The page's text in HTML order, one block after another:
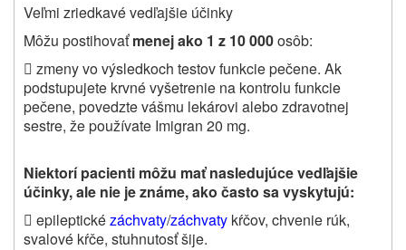
Veľmi zriedkavé vedľajšie účinky
Môžu postihovať menej ako 1 z 10 000osôb:
 zmeny vo výsledkoch testov funkcie pečene. Ak
podstupujete krvné vyšetrenie na kontrolu funkcie
pečene, povedzte vášmu lekárovi alebo zdravotnej
sestre, že používate Imigran 20 mg.
Niektorí pacienti môžu mať nasledujúce vedľajšie
účinky, ale nie je známe, ako často sa vyskytujú:
 epileptickézáchvaty/záchvaty kŕčov, chvenie rúk,
svalové kŕče, stuhnutosť šije.